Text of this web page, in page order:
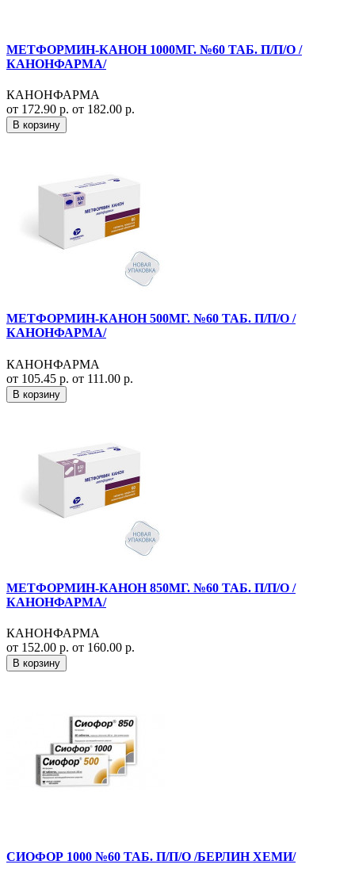
МЕТФОРМИН-КАНОН 1000МГ. №60 ТАБ. П/П/О /
КАНОНФАРМА/
КАНОНФАРМА
от 172.90 р. от 182.00 р.
В корзину
МЕТФОРМИН-КАНОН 500МГ. №60 ТАБ. П/П/О /
КАНОНФАРМА/
КАНОНФАРМА
от 105.45 р. от 111.00 р.
В корзину
МЕТФОРМИН-КАНОН 850МГ. №60 ТАБ. П/П/О /
КАНОНФАРМА/
КАНОНФАРМА
от 152.00 р. от 160.00 р.
В корзину
СИОФОР 1000 №60 ТАБ. П/П/О /БЕРЛИН ХЕМИ/